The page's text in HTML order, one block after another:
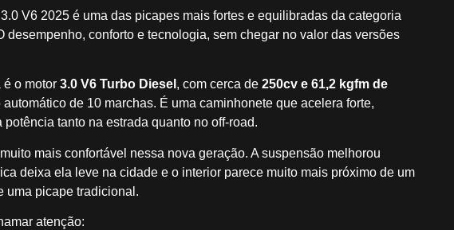
V6 2025 é uma das picapes mais fortes e equilibradas da categoria
desempenho, conforto e tecnologia, sem chegar no valor das versões
é o motor 3.0 V6 Turbo Diesel , com cerca de 250cv e 61,2 kgfm de
automático de 10 marchas. É uma caminhonete que acelera forte,
tanto na estrada quanto no off-road.
mais confortável nessa nova geração. A suspensão melhorou
deixa ela leve na cidade e o interior parece muito mais próximo de um
uma picape tradicional.
atenção: